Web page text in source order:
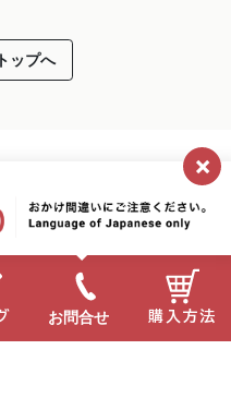
ップへ
×
お問合せ 購入方法